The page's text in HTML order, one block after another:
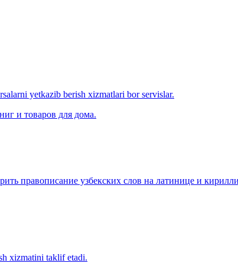
yetkazib berish xizmatlari bor servislar.
и товаров для дома.
правописание узбекских слов на латинице и
xizmatini taklif etadi.